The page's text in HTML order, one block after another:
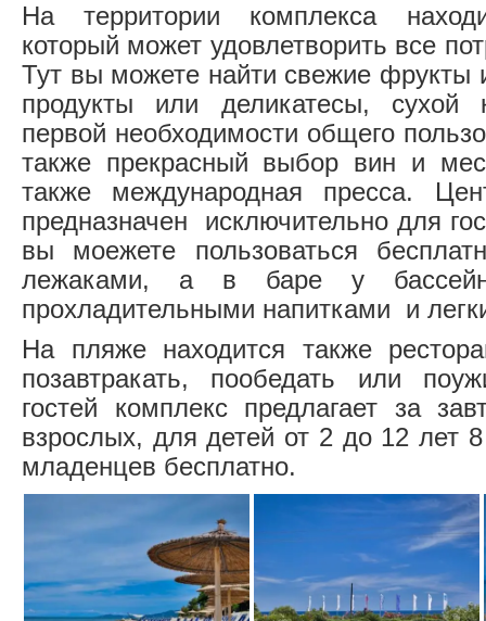
На территории комплекса
который может удовлетворить все
Тут вы можете найти свежие
продукты или деликатесы,
первой необходимости общего
также прекрасный выбор вин и
также международная пресса.
предназначен исключительно для
вы моежете пользоваться
лежаками, а в баре у
прохладительными напитками и
На пляже находится также
позавтракать, пообедать или
гостей комплекс предлагает за
взрослых, для детей от 2 до 12 лет
младенцев бесплатно.